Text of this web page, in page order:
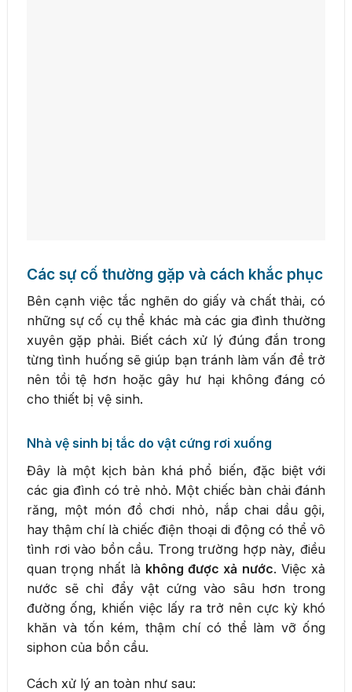
Các sự cố thường gặp và cách khắc phục
Bên cạnh việc tắc nghẽn do giấy và chất thải, có
những sự cố cụ thể khác mà các gia đình thường
xuyên gặp phải. Biết cách xử lý đúng đắn trong
từng tình huống sẽ giúp bạn tránh làm vấn đề trở
nên tồi tệ hơn hoặc gây hư hại không đáng có
cho thiết bị vệ sinh.
Nhà vệ sinh bị tắc do vật cứng rơi xuống
Đây là một kịch bản khá phổ biến, đặc biệt với
các gia đình có trẻ nhỏ. Một chiếc bàn chải đánh
răng, một món đồ chơi nhỏ, nắp chai dầu gội,
hay thậm chí là chiếc điện thoại di động có thể vô
tình rơi vào bồn cầu. Trong trường hợp này, điều
quan trọng nhất là không được xả nước. Việc xả
nước sẽ chỉ đẩy vật cứng vào sâu hơn trong
đường ống, khiến việc lấy ra trở nên cực kỳ khó
khăn và tốn kém, thậm chí có thể làm vỡ ống
siphon của bồn cầu.
Cách xử lý an toàn như sau: